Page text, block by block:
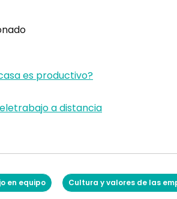
es productivo?
a distancia
en equipo Cultura y valores de las